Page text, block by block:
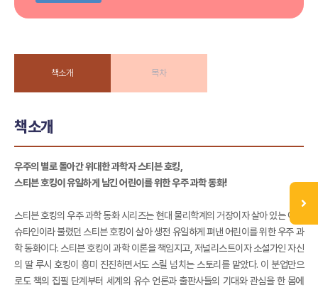
책소개 목차
책소개
우주의 별로 돌아간 위대한 과학자 스티븐 호킹,
스티븐 호킹이 유일하게 남긴 어린이를 위한 우주 과학 동화!
스티븐 호킹의 우주 과학 동화 시리즈는 현대 물리학계의 거장이자 살아 있는 아인
슈타인이라 불렸던 스티븐 호킹이 살아 생전 유일하게 펴낸 어린이를 위한 우주 과
학 동화이다. 스티븐 호킹이 과학 이론을 책임지고, 저널리스트이자 소설가인 자신
의 딸 루시 호킹이 흥미 진진하면서도 스릴 넘치는 스토리를 맡았다. 이 분업만으
로도 책의 집필 단계부터 세계의 유수 언론과 출판사들의 기대와 관심을 한 몸에